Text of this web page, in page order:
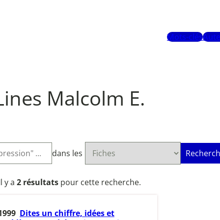
Mots-clés
Malcolm E.
dans les
y a 2 résultats pour cette recherche.
Dites un chiffre, idées et